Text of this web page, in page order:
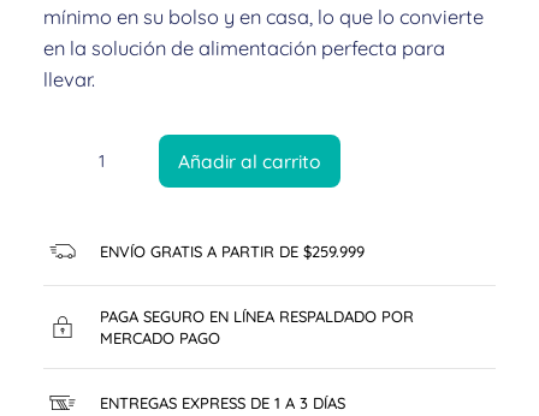
mínimo en su bolso y en casa, lo que lo convierte
en la solución de alimentación perfecta para
llevar.
Añadir al carrito
ENVÍO GRATIS A PARTIR DE $259.999
PAGA SEGURO EN LÍNEA RESPALDADO POR
MERCADO PAGO
ENTREGAS EXPRESS DE 1 A 3 DÍAS